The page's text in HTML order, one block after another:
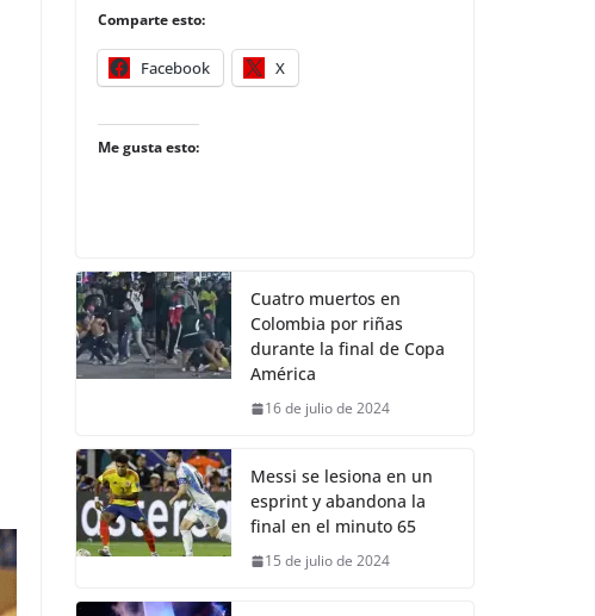
Comparte esto:
Facebook X
Me gusta esto:
Cuatro muertos en
Colombia por riñas
durante la final de Copa
América
16 de julio de 2024
Messi se lesiona en un
esprint y abandona la
final en el minuto 65
15 de julio de 2024